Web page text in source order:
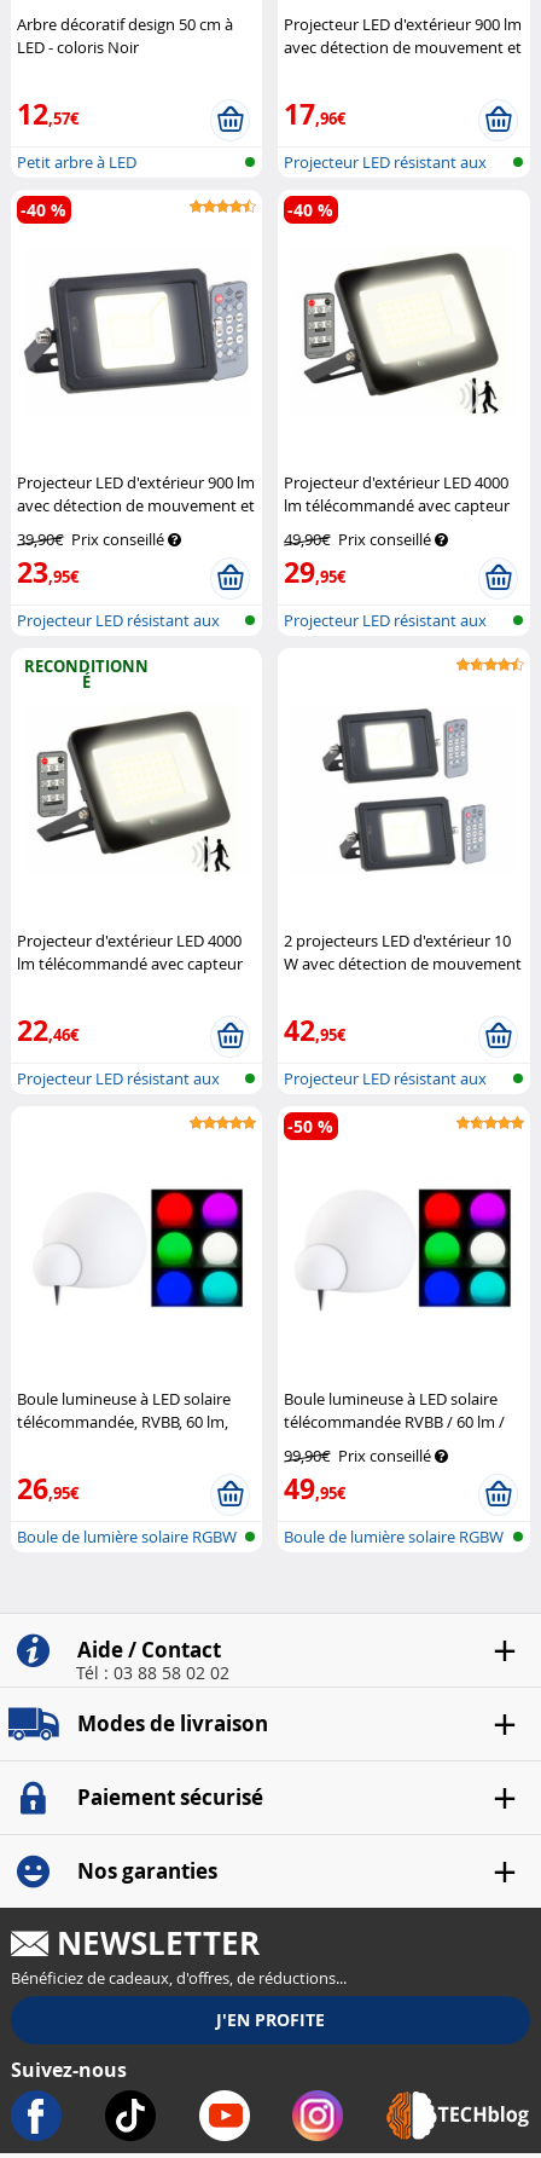
Arbre décoratif design 50 cm à
LED - coloris Noir
12,57€
Petit arbre à LED
Projecteur LED d'extérieur 900 lm
avec détection de mouvement et
17,96€
Projecteur LED résistant aux
intemp...
Projecteur LED d'extérieur 900 lm
avec détection de mouvement et
Luminea
39,90€ Prix conseillé
23,95€
-40 %
Projecteur LED résistant aux
Projecteur d'extérieur LED 4000
lm télécommandé avec capteur
de mouvement radarLuminea
49,90€ Prix conseillé
29,95€
-40 %
Projecteur LED résistant aux
RECONDITIONN
É
Projecteur d'extérieur LED 4000
lm télécommandé avec capteur
22,46€
Projecteur LED résistant aux
2 projecteurs LED d'extérieur 10
W avec détection de mouvement
42,95€
Projecteur LED résistant aux
intemp...
Boule lumineuse à LED solaire
télécommandée, RVBB, 60 lm,
26,95€
Boule de lumière solaire RGBW
Boule lumineuse à LED solaire
télécommandée RVBB / 60 lm /
Lunartec
99,90€ Prix conseillé
49,95€
-50 %
Boule de lumière solaire RGBW
Aide / Contact
Tél : 03 88 58 02 02
Modes de livraison
Paiement sécurisé
Nos garanties
NEWSLETTER
Bénéficiez de cadeaux, d'offres, de réductions...
Suivez-nous